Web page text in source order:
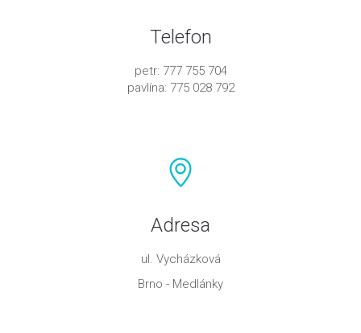
Telefon
petr: 777 755 704
pavlína: 775 028 792
Adresa
ul. Vycházková
Brno - Medlánky